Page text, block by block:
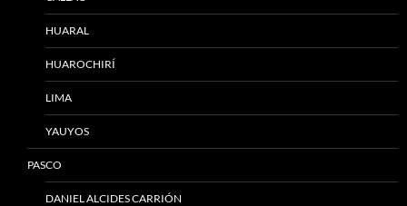
HUARAL
HUAROCHIRÍ
LIMA
YAUYOS
PASCO
DANIEL ALCIDES CARRIÓN